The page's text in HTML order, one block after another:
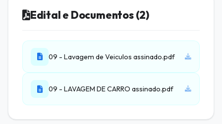
Edital e Documentos (2)
09 - Lavagem de Veiculos assinado.pdf
09 - LAVAGEM DE CARRO assinado.pdf